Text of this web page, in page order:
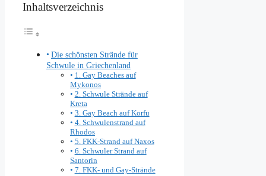
Inhaltsverzeichnis
Die schönsten Strände für
Schwule in Griechenland
1. Gay Beaches auf
Mykonos
2. Schwule Strände auf
Kreta
3. Gay Beach auf Korfu
4. Schwulenstrand auf
Rhodos
5. FKK-Strand auf Naxos
6. Schwuler Strand auf
Santorin
7. FKK- und Gay-Strände